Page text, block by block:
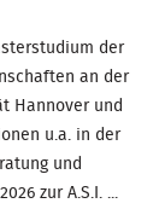
der
an der
Hannover und
u.a. in der
und
zur A.S.I. ...